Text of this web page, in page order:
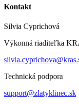
Kontakt
Silvia Cyprichová
Výkonná riaditeľka
Technická podpora
support@zlatyklinec.sk